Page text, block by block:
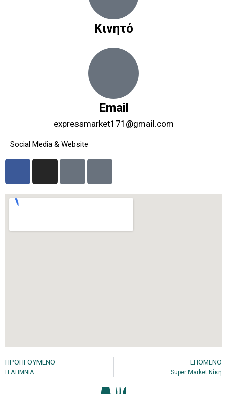
Κινητό
Email
expressmarket171@gmail.com
Social Media & Website
ΠΡΟΗΓΟΎΜΕΝΟ
Η ΛΗΜΝΙΑ
ΕΠΌΜΕΝΟ
Super Market Νίκη